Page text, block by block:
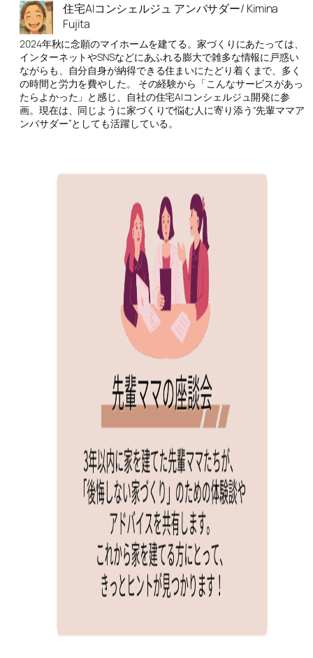
住宅AIコンシェルジュ アンバサダー/ Kimina
Fujita
2024年秋に念願のマイホームを建てる。家づくりにあたっては、
インターネットやSNSなどにあふれる膨大で雑多な情報に戸惑い
ながらも、自分自身が納得できる住まいにたどり着くまで、多く
の時間と労力を費やした。 その経験から「こんなサービスがあっ
たらよかった」と感じ、自社の住宅AIコンシェルジュ開発に参
画。現在は、同じように家づくりで悩む人に寄り添う“先輩ママア
ンバサダー”としても活躍している。